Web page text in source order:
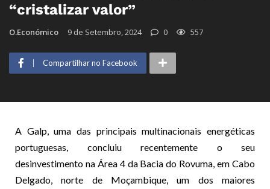
“cristalizar valor”
O.Económico 9 de Setembro, 2024 0 557
Compartilhar no Facebook
A Galp, uma das principais multinacionais energéticas
portuguesas, concluiu recentemente o seu
desinvestimento na Área 4 da Bacia do Rovuma, em Cabo
Delgado, norte de Moçambique, um dos maiores